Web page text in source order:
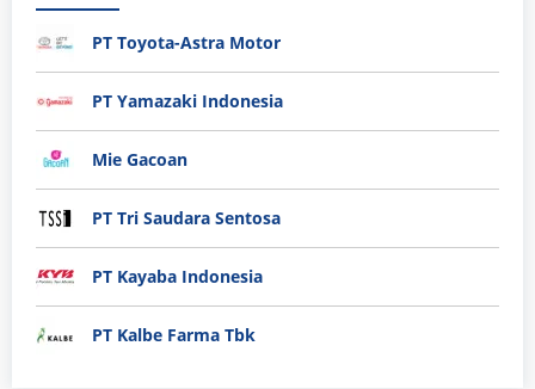
PT Toyota-Astra Motor
PT Yamazaki Indonesia
Mie Gacoan
PT Tri Saudara Sentosa
PT Kayaba Indonesia
PT Kalbe Farma Tbk